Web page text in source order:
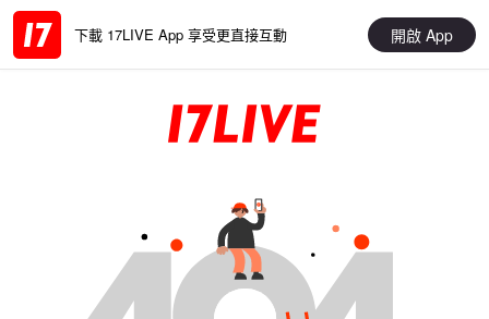
下載 17LIVE App 享受更直接互動 開啟 App